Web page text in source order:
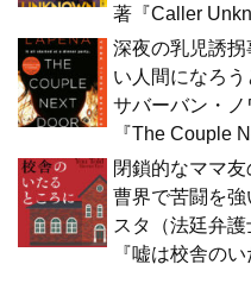
著『Caller
深夜の乳児誘
い人間になろ
サバーバン・
『The Couple
閉鎖的なママ
曹界で苦闘を強
スタ（法廷弁
『嘘は校舎の